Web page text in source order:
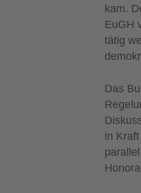
kam.
EuGH
tätig
Das
in